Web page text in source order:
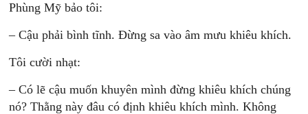
Phùng Mỹ bảo tôi:
– Cậu phải bình tĩnh. Ðừng sa vào âm mưu khiêu khích.
Tôi cười nhạt:
– Có lẽ cậu muốn khuyên mình đừng khiêu khích chúng
nó? Thằng này đâu có định khiêu khích mình. Không